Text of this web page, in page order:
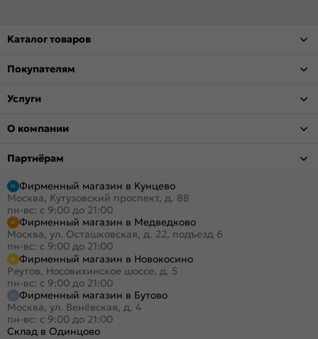
Каталог товаров
Покупателям
Услуги
О компании
Партнёрам
Фирменный магазин в Кунцево
Москва, Кутузовский проспект, д. 88
пн-вс: с 9:00 до 21:00
Фирменный магазин в Медведково
Москва, ул. Осташковская, д. 22, подъезд 6
пн-вс: с 9:00 до 21:00
Фирменный магазин в Новокосино
Реутов, Носовихинское шоссе, д. 5
пн-вс: с 9:00 до 21:00
Фирменный магазин в Бутово
Москва, ул. Венёвская, д. 4
пн-вс: с 9:00 до 21:00
Склад в Одинцово